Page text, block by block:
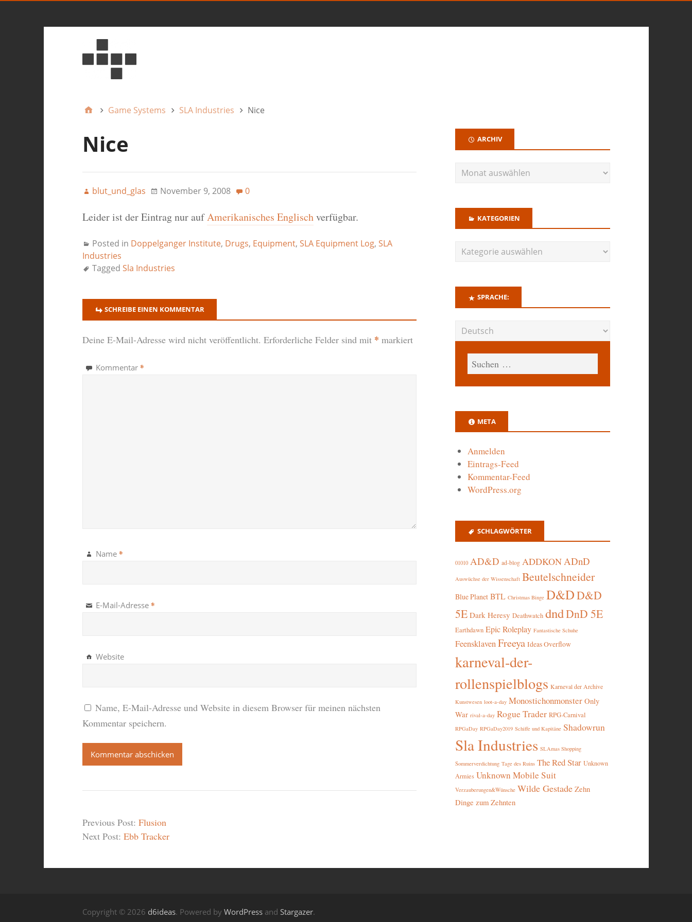
Game Systems SLA Industries Nice
Nice
blut_und_glas November 9, 2008 0
Leider ist der Eintrag nur aufAmerikanisches Englischverfügbar.
Posted in Doppelganger Institute, Drugs, Equipment, SLA Equipment Log, SLA
Industries
Tagged Sla Industries
SCHREIBE EINEN KOMMENTAR
Deine E-Mail-Adresse wird nicht veröffentlicht. Erforderliche Felder sind mit * markiert
Kommentar *
Name *
E-Mail-Adresse *
Website
Name, E-Mail-Adresse und Website in diesem Browser für meinen nächsten
Kommentar speichern.
Previous Post: Flusion
Next Post: Ebb Tracker
ARCHIV
KATEGORIEN
SPRACHE:
META
Anmelden
Eintrags-Feed
Kommentar-Feed
WordPress.org
SCHLAGWÖRTER
01010 AD&D ad-blog ADDKONADnD
Auswüchse der Wissenschaft Beutelschneider
Blue Planet BTL Christmas Binge D&DD&D
5E Dark Heresy Deathwatch dndDnD 5E
Earthdawn Epic Roleplay Fantastische Schuhe
Feensklaven Freeya Ideas Overflow
karneval-der-
rollenspielblogs Karneval der Archive
Kunstwesen loot-a-day Monostichonmonster Only
War rival-a-day Rogue Trader RPG-Carnival
RPGaDay RPGaDay2019 Schiffe und Kapitäne Shadowrun
Sla Industries SLAmas Shopping
Sommerverdichtung Tage des Ruins The Red Star Unknown
Armies Unknown Mobile Suit
Verzauberungen&Wünsche Wilde Gestade Zehn
Dinge zum Zehnten
Copyright © 2026 d6ideas. Powered by WordPressand Stargazer.